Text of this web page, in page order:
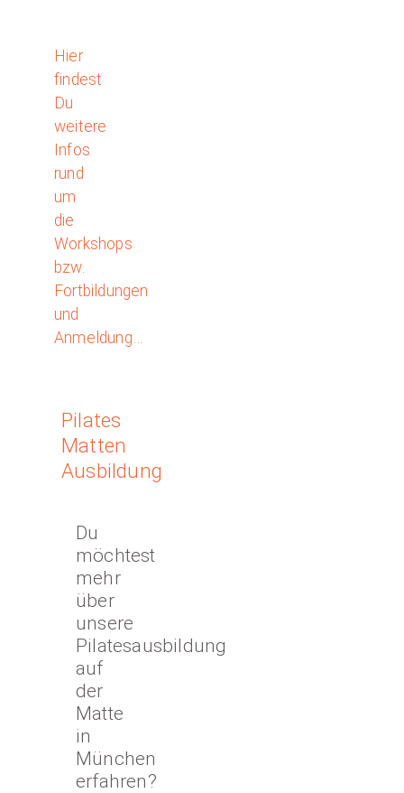
Hier
findest
Du
weitere
Infos
rund
um
die
Workshops
bzw.
Fortbildungen
und
Anmeldung…
Pilates
Matten
Ausbildung
Du
möchtest
mehr
über
unsere
Pilatesausbildung
auf
der
Matte
in
München
erfahren?